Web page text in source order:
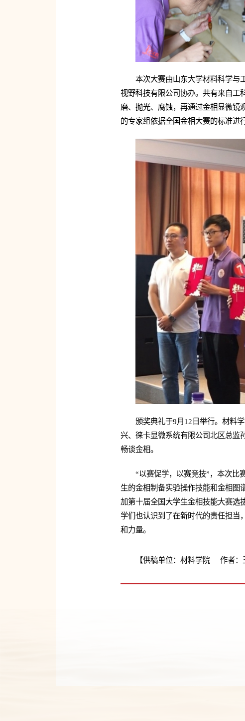
本次大赛由山东大学材料科学与
视野科技有限公司协办。共有来自工
磨、抛光、腐蚀，再通过金相显微镜
的专家组依据全国金相大赛的标准进
颁奖典礼于9月12日举行。材料
兴、徕卡显微系统有限公司北区总监
畅谈金相。
“以赛促学，以赛竞技”，本次比
生的金相制备实验操作技能和金相图
加第十届全国大学生金相技能大赛选
学们也认识到了在新时代的责任担当
和力量。
【供稿单位：材料学院 作者